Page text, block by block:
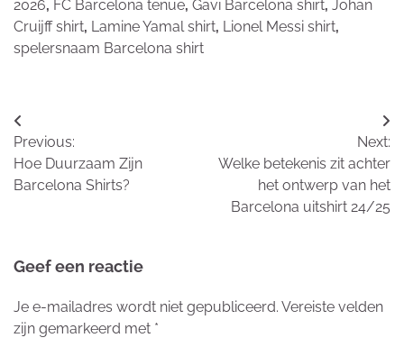
2026, FC Barcelona tenue, Gavi Barcelona shirt, Johan
Cruijff shirt, Lamine Yamal shirt, Lionel Messi shirt,
spelersnaam Barcelona shirt
Bericht
navigatie
Previous:
Hoe Duurzaam Zijn
Barcelona Shirts?
Next:
Welke betekenis zit achter
het ontwerp van het
Barcelona uitshirt 24/25
Geef een reactie
Je e-mailadres wordt niet gepubliceerd. Vereiste velden
zijn gemarkeerd met *